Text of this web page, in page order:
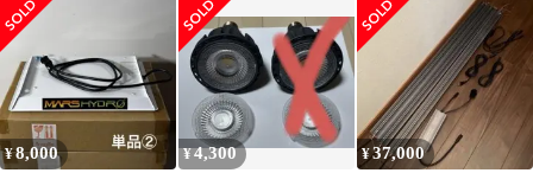
¥8,000 ¥4,300 ¥37,000